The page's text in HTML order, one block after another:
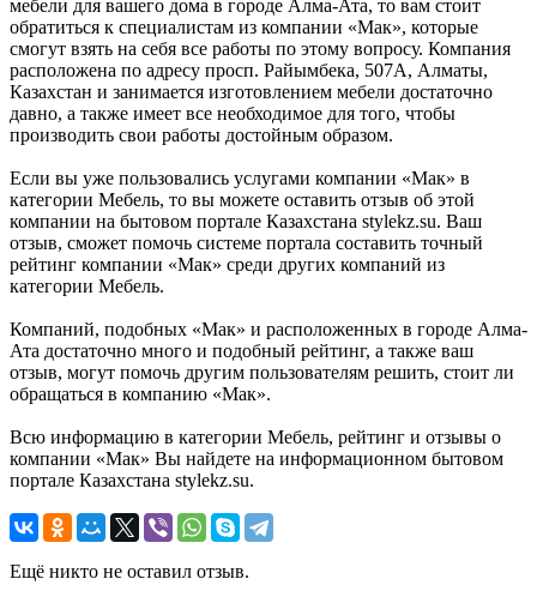
мебели для вашего дома в городе Алма-Ата, то вам стоит
обратиться к специалистам из компании «Мак», которые
смогут взять на себя все работы по этому вопросу. Компания
расположена по адресу просп. Райымбека, 507А, Алматы,
Казахстан и занимается изготовлением мебели достаточно
давно, а также имеет все необходимое для того, чтобы
производить свои работы достойным образом.
Если вы уже пользовались услугами компании «Мак» в
категории Мебель, то вы можете оставить отзыв об этой
компании на бытовом портале Казахстана stylekz.su. Ваш
отзыв, сможет помочь системе портала составить точный
рейтинг компании «Мак» среди других компаний из
категории Мебель.
Компаний, подобных «Мак» и расположенных в городе Алма-
Ата достаточно много и подобный рейтинг, а также ваш
отзыв, могут помочь другим пользователям решить, стоит ли
обращаться в компанию «Мак».
Всю информацию в категории Мебель, рейтинг и отзывы о
компании «Мак» Вы найдете на информационном бытовом
портале Казахстана stylekz.su.
Ещё никто не оставил отзыв.